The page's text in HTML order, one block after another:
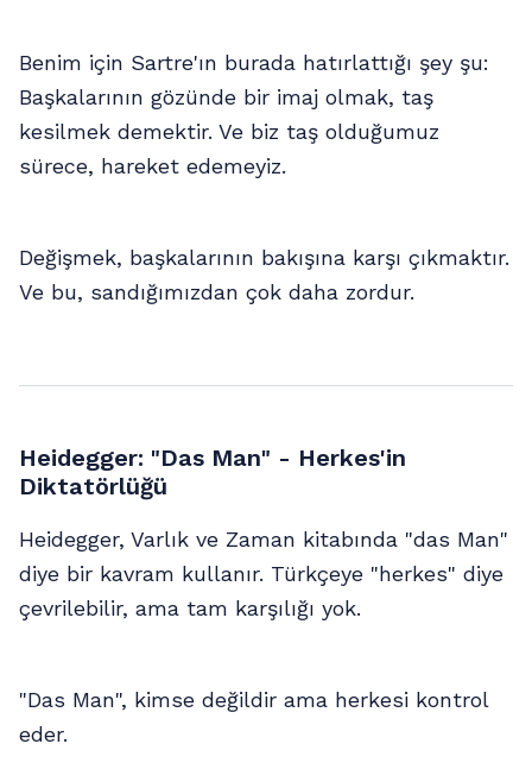
Benim için Sartre'ın burada hatırlattığı şey şu:
Başkalarının gözünde bir imaj olmak, taş
kesilmek demektir. Ve biz taş olduğumuz
sürece, hareket edemeyiz.
Değişmek, başkalarının bakışına karşı çıkmaktır.
Ve bu, sandığımızdan çok daha zordur.
Heidegger: "Das Man" - Herkes'in
Diktatörlüğü
Heidegger, Varlık ve Zaman kitabında "das Man"
diye bir kavram kullanır. Türkçeye "herkes" diye
çevrilebilir, ama tam karşılığı yok.
"Das Man", kimse değildir ama herkesi kontrol
eder.